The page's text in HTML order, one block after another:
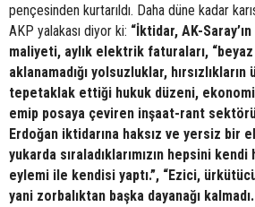
pençesinden kurtarıldı. Daha düne kadar
AKP yalakası diyor ki: “İktidar, AK-
maliyeti, aylık elektrik faturaları,
aklanamadığı yolsuzluklar,
tepetaklak ettiği hukuk düzeni,
emip posaya çeviren inşaat-rant
Erdoğan iktidarına haksız ve yersiz bir
yukarda sıraladıklarımızın hepsini
eylemi ile kendisi yaptı.”, “Ezici,
yani zorbalıktan başka dayanağı